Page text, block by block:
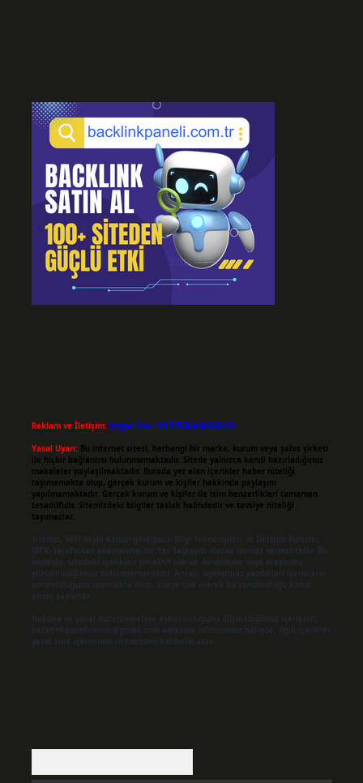
Reklam ve İletişim: Skype: live:.cid.575569c608265c69
Yasal Uyarı: Bu internet sitesi, herhangi bir marka, kurum veya şahıs şirketi
ile hiçbir bağlantısı bulunmamaktadır. Sitede yalnızca kendi hazırladığımız
makaleler paylaşılmaktadır. Burada yer alan içerikler haber niteliği
taşımamakta olup, gerçek kurum ve kişiler hakkında paylaşım
yapılmamaktadır. Gerçek kurum ve kişiler ile isim benzerlikleri tamamen
tesadüfidir. Sitemizdeki bilgiler taslak halindedir ve tavsiye niteliği
taşımazlar.
Sitemiz, 5651 Sayılı Kanun gereğince Bilgi Teknolojileri ve İletişim Kurumu
(BTK) tarafından onaylanmış bir Yer Sağlayıcı olarak hizmet vermektedir. Bu
nedenle, sitedeki içerikleri proaktif olarak denetleme veya araştırma
yükümlülüğümüz bulunmamaktadır. Ancak, üyelerimiz yazdıkları içeriklerin
sorumluluğunu taşımakta olup, siteye üye olarak bu sorumluluğu kabul
etmiş sayılırlar.
Hukuka ve yasal düzenlemelere aykırı olduğunu düşündüğünüz içerikleri,
backlinkpanelicomtr@gmail.com
adresine bildirmeniz halinde, ilgili içerikler
yasal süre içerisinde sitemizden kaldırılacaktır.